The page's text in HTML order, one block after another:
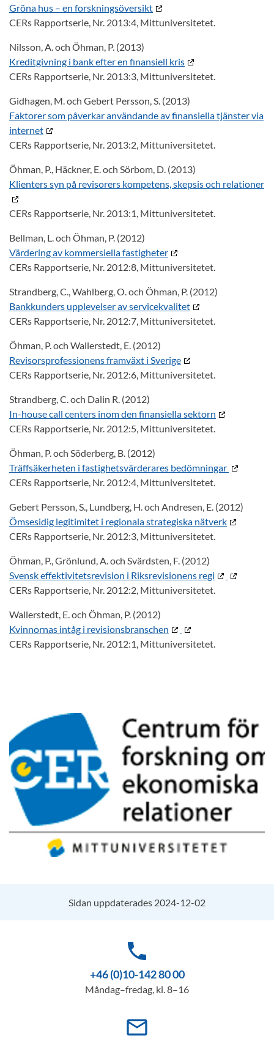
Gröna hus – en forskningsöversikt
CERs Rapportserie, Nr. 2013:4, Mittuniversitetet.
Nilsson, A. och Öhman, P. (2013)
Kreditgivning i bank efter en finansiell kris
CERs Rapportserie, Nr. 2013:3, Mittuniversitetet.
Gidhagen, M. och Gebert Persson, S. (2013)
Faktorer som påverkar användande av finansiella tjänster via
internet
CERs Rapportserie, Nr. 2013:2, Mittuniversitetet.
Öhman, P., Häckner, E. och Sörbom, D. (2013)
Klienters syn på revisorers kompetens, skepsis och relationer
CERs Rapportserie, Nr. 2013:1, Mittuniversitetet.
Bellman, L. och Öhman, P. (2012)
Värdering av kommersiella fastigheter
CERs Rapportserie, Nr. 2012:8, Mittuniversitetet.
Strandberg, C., Wahlberg, O. och Öhman, P. (2012)
Bankkunders upplevelser av servicekvalitet
CERs Rapportserie, Nr. 2012:7, Mittuniversitetet.
Öhman, P. och Wallerstedt, E. (2012)
Revisorsprofessionens framväxt i Sverige
CERs Rapportserie, Nr. 2012:6, Mittuniversitetet.
Strandberg, C. och Dalin R. (2012)
In-house call centers inom den finansiella sektorn
CERs Rapportserie, Nr. 2012:5, Mittuniversitetet.
Öhman, P. och Söderberg, B. (2012)
Träffsäkerheten i fastighetsvärderares bedömningar
CERs Rapportserie, Nr. 2012:4, Mittuniversitetet.
Gebert Persson, S., Lundberg, H. och Andresen, E. (2012)
Ömsesidig legitimitet i regionala strategiska nätverk
CERs Rapportserie, Nr. 2012:3, Mittuniversitetet.
Öhman, P., Grönlund, A. och Svärdsten, F. (2012)
Svensk effektivitetsrevision i Riksrevisionens regi
CERs Rapportserie, Nr. 2012:2, Mittuniversitetet.
Wallerstedt, E. och Öhman, P. (2012)
Kvinnornas intåg i revisionsbranschen
CERs Rapportserie, Nr. 2012:1, Mittuniversitetet.
Sidan uppdaterades 2024-12-02
phone
+46 (0)10-142 80 00
Måndag–fredag, kl. 8–16
mail_outline